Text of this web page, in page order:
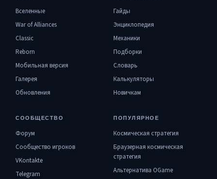
Вселенные
War of Alliances
Classic
Reborn
Мобильная версия
Галерея
Обновления
Гайды
Энциклопедия
Механики
Подборки
Словарь
Калькуляторы
Новичкам
СООБЩЕСТВО
Форум
Сообщество игроков
VKontakte
Telegram
ПОПУЛЯРНОЕ
Космическая стратегия
Браузерная космическая
стратегия
Альтернатива OGame